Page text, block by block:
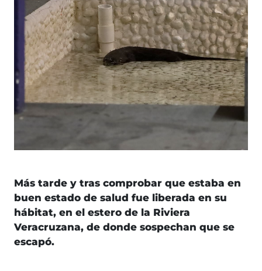
Más tarde y tras comprobar que estaba en
buen estado de salud fue liberada en su
hábitat, en el estero de la Riviera
Veracruzana, de donde sospechan que se
escapó.